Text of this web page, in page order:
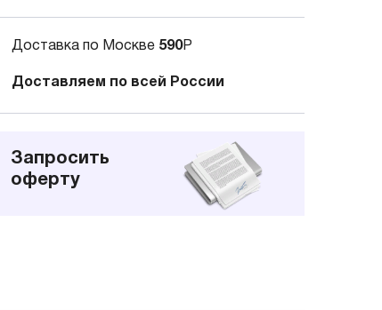
Доставка по Москве 590Р
Доставляем по всей России
Запросить
оферту